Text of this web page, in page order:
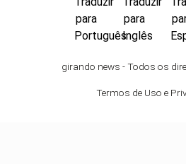
girando news - Todos os
Termos de Uso e
Termos de Uso e
Esse site utiliza cookies para
entendemos que você